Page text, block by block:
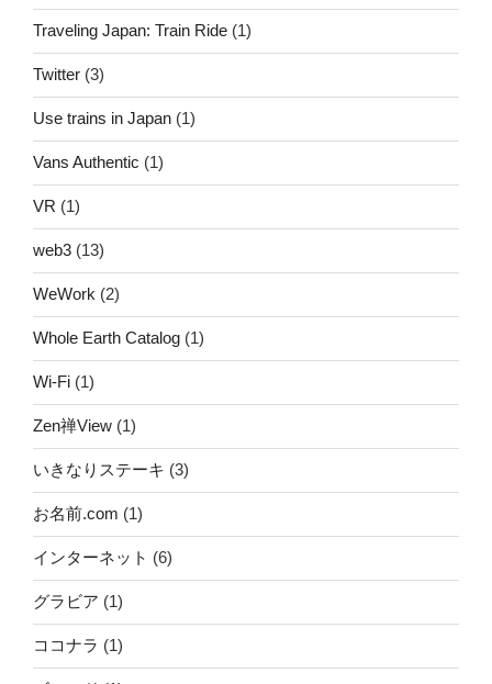
Traveling Japan: Train Ride (1)
Twitter (3)
Use trains in Japan (1)
Vans Authentic (1)
VR (1)
web3 (13)
WeWork (2)
Whole Earth Catalog (1)
Wi-Fi (1)
Zen禅View (1)
いきなりステーキ (3)
お名前.com (1)
インターネット (6)
グラビア (1)
ココナラ (1)